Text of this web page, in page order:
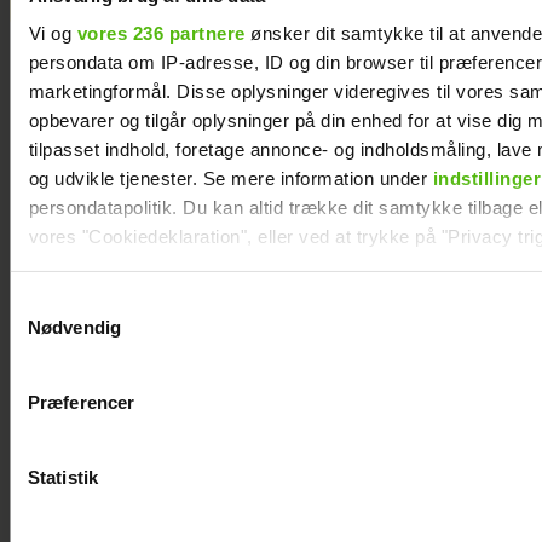
Vi og vores 236 partnere ønsker dit samtykke til at
persondata om IP-adresse, ID og din browser til
marketingformål. Disse oplysninger videregives til vores
opbevarer og tilgår oplysninger på din enhed for at vise dig
tilpasset indhold, foretage annonce- og indholdsmåling, lave
og udvikle tjenester. Se mere information under indstillinger
persondatapolitik. Du kan altid trække dit samtykke tilbage
vores "Cookiedeklaration", eller ved at trykke på "Privacy
Vi anvender egne cookies og cookies fra tredjeparter til at
generere statistik og huske dine præferencer samt til brug
Nødvendig
Præferencer
Statistik
Alexanndra Christensen afslører
familieforøgelse